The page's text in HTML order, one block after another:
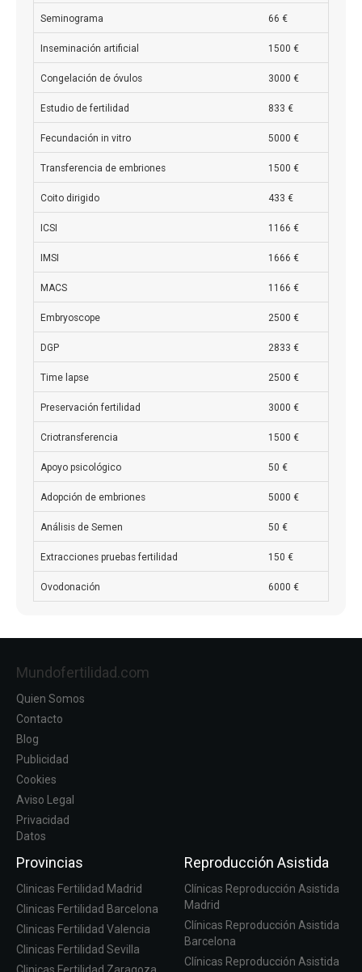
Seminograma 66 €
Inseminación artificial 1500 €
Congelación de óvulos 3000 €
Estudio de fertilidad 833 €
Fecundación in vitro 5000 €
Transferencia de embriones 1500 €
Coito dirigido 433 €
ICSI 1166 €
IMSI 1666 €
MACS 1166 €
Embryoscope 2500 €
DGP 2833 €
Time lapse 2500 €
Preservación fertilidad 3000 €
Criotransferencia 1500 €
Apoyo psicológico 50 €
Adopción de embriones 5000 €
Análisis de Semen 50 €
Extracciones pruebas fertilidad 150 €
Ovodonación 6000 €
Mundofertilidad.com
Quien Somos
Contacto
Blog
Publicidad
Cookies
Aviso Legal
Privacidad
Datos
Provincias
Clinicas Fertilidad Madrid
Clinicas Fertilidad Barcelona
Clinicas Fertilidad Valencia
Clinicas Fertilidad Sevilla
Clinicas Fertilidad Zaragoza
Reproducción Asistida
Clínicas Reproducción Asistida
Madrid
Clínicas Reproducción Asistida
Barcelona
Clínicas Reproducción Asistida